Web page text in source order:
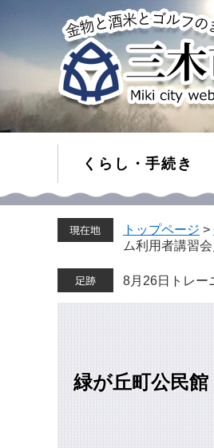
くらし・手続き
トップページ >
ム利用者講習
8月26日トレー
緑が丘町公民館